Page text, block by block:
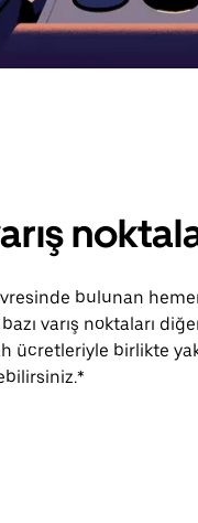
bulunan
varış noktaları
ücretleriyle birlikte